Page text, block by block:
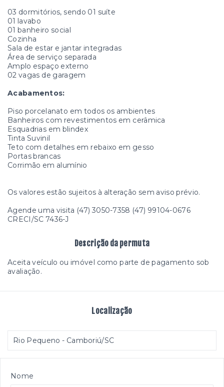
03 dormitórios, sendo 01 suíte
01 lavabo
01 banheiro social
Cozinha
Sala de estar e jantar integradas
Área de serviço separada
Amplo espaço externo
02 vagas de garagem
Acabamentos:
Piso porcelanato em todos os ambientes
Banheiros com revestimentos em cerâmica
Esquadrias em blindex
Tinta Suvinil
Teto com detalhes em rebaixo em gesso
Portas brancas
Corrimão em alumínio
Os valores estão sujeitos à alteração sem aviso prévio.
Agende uma visita (47) 3050-7358 (47) 99104-0676
CRECI/SC 7436-J
Descrição da permuta
Aceita veículo ou imóvel como parte de pagamento sob
avaliação.
Localização
Rio Pequeno - Camboriú/SC
Nome